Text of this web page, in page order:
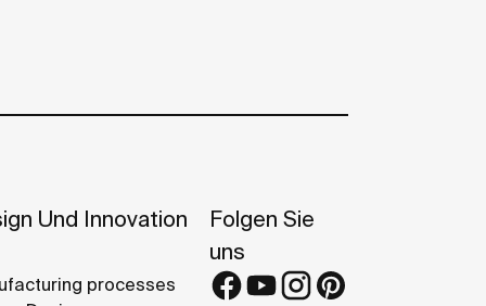
Und Innovation
processes
Folgen Sie
uns